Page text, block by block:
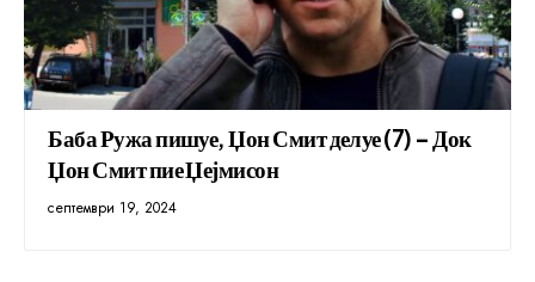
Баба Ружа пишуе, Џон Смит делуе (7) – Док
Џон Смит пие Џејмисон
септември 19, 2024